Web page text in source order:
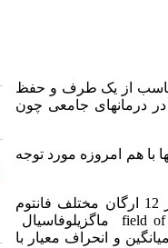
از یک طرف و حفظ
درمان­های جامعی چون
با هم امروزه مورد توجه
در 12 ارگان مختلف فانتوم
field
ماگزیلوفاسیال
و انحراف معیار با